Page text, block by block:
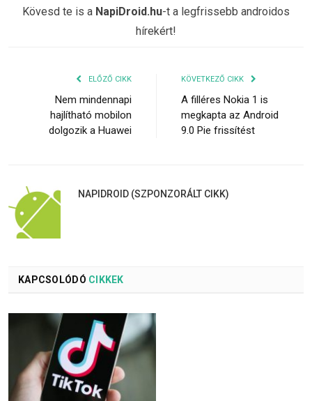
Kövesd te is a NapiDroid.hu-t a legfrissebb androidos
hírekért!
ELŐZŐ CIKK
Nem mindennapi
hajlítható mobilon
dolgozik a Huawei
KÖVETKEZŐ CIKK
A filléres Nokia 1 is
megkapta az Android
9.0 Pie frissítést
NAPIDROID (SZPONZORÁLT CIKK)
KAPCSOLÓDÓ CIKKEK